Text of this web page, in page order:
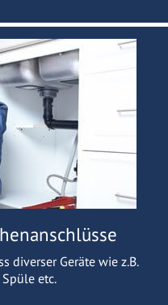
diverser Geräte wie z.B.
etc.